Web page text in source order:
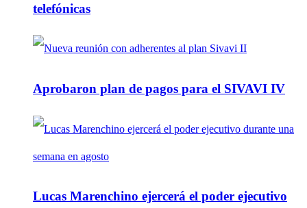
telefónicas
Aprobaron plan de pagos para el SIVAVI IV
Lucas Marenchino ejercerá el poder ejecutivo